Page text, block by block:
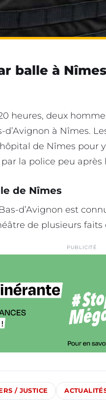
balle à
heures, deux
à Nîmes.
de Nîmes pour
la police peu après
de Nîmes
d’Avignon est
de plusieurs
PUBLICITÉ
/ JUSTICE